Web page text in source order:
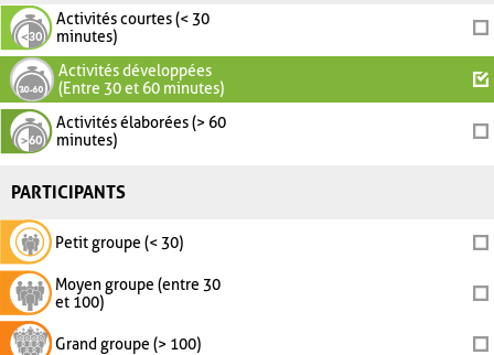
Activités courtes (< 30
minutes)
Activités développées
(Entre 30 et 60 minutes)
Activités élaborées (> 60
minutes)
PARTICIPANTS
Petit groupe (< 30)
Moyen groupe (entre 30
et 100)
Grand groupe (> 100)